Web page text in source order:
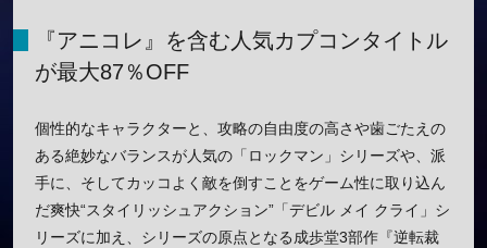
『アニコレ』を含む人気カプコンタイトル
が最大87％OFF
個性的なキャラクターと、攻略の自由度の高さや歯ごたえの
ある絶妙なバランスが人気の「ロックマン」シリーズや、派
手に、そしてカッコよく敵を倒すことをゲーム性に取り込ん
だ爽快“スタイリッシュアクション”「デビル メイ クライ」シ
リーズに加え、シリーズの原点となる成歩堂3部作『逆転裁